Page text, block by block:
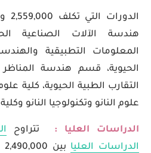
هندسة الآلات الصناعية
المعلومات التطبيقية
الحيوية، قسم هندسة
التقارب الطبية الحيوية، كلية
علوم النانو وتكنولوجيا النانو
الدراسات العليا : تتراوح
الدراسات العليا